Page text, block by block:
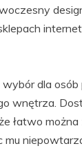
dla osób
wnętrza.
łatwo można